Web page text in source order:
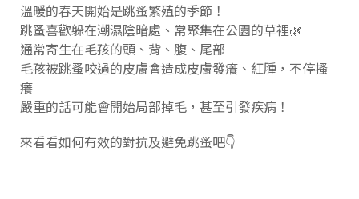
溫暖的春天開始是跳蚤繁殖的季節！
跳蚤喜歡躲在潮濕陰暗處、常聚集在公園的草裡🌿
通常寄生在毛孩的頭、背、腹、尾部
毛孩被跳蚤咬過的皮膚會造成皮膚發癢、紅腫，不停搔
癢
嚴重的話可能會開始局部掉毛，甚至引發疾病！
來看看如何有效的對抗及避免跳蚤吧👇️